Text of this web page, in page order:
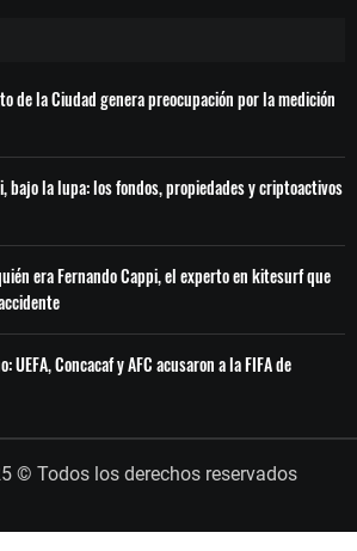
de la Ciudad genera preocupación por la medición
bajo la lupa: los fondos, propiedades y criptoactivos
era Fernando Cappi, el experto en kitesurf que
Concacaf y AFC acusaron a la FIFA de
© Todos los derechos reservados